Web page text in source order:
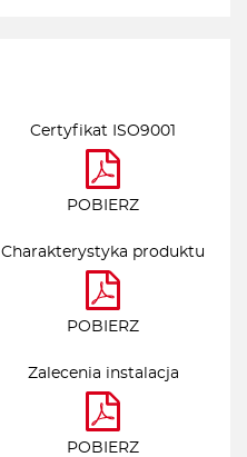
Certyfikat ISO9001
POBIERZ
Charakterystyka produktu
POBIERZ
Zalecenia instalacja
POBIERZ